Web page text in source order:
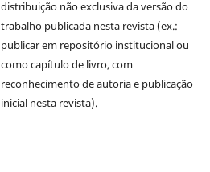
distribuição não exclusiva da versão do
trabalho publicada nesta revista (ex.:
publicar em repositório institucional ou
como capítulo de livro, com
reconhecimento de autoria e publicação
inicial nesta revista).